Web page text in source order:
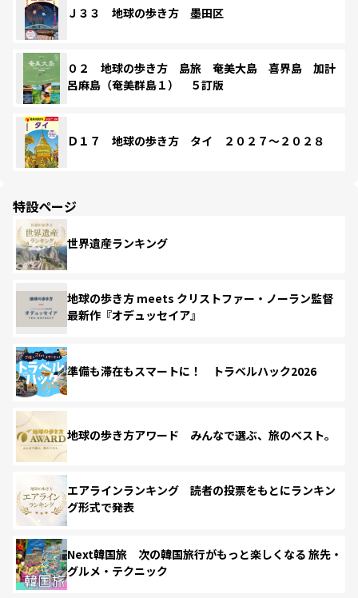
Ｊ３３ 地球の歩き方 墨田区
０２ 地球の歩き方 島旅 奄美大島 喜界島 加計
呂麻島（奄美群島１） ５訂版
Ｄ１７ 地球の歩き方 タイ ２０２７～２０２８
特設ページ
世界遺産ランキング
地球の歩き方 meets クリストファー・ノーラン監督
最新作『オデュッセイア』
準備も滞在もスマートに！ トラベルハック2026
地球の歩き方アワード みんなで選ぶ、旅のベスト。
エアラインランキング 読者の投票をもとにランキン
グ形式で発表
Next韓国旅 次の韓国旅行がもっと楽しくなる 旅先・
グルメ・テクニック